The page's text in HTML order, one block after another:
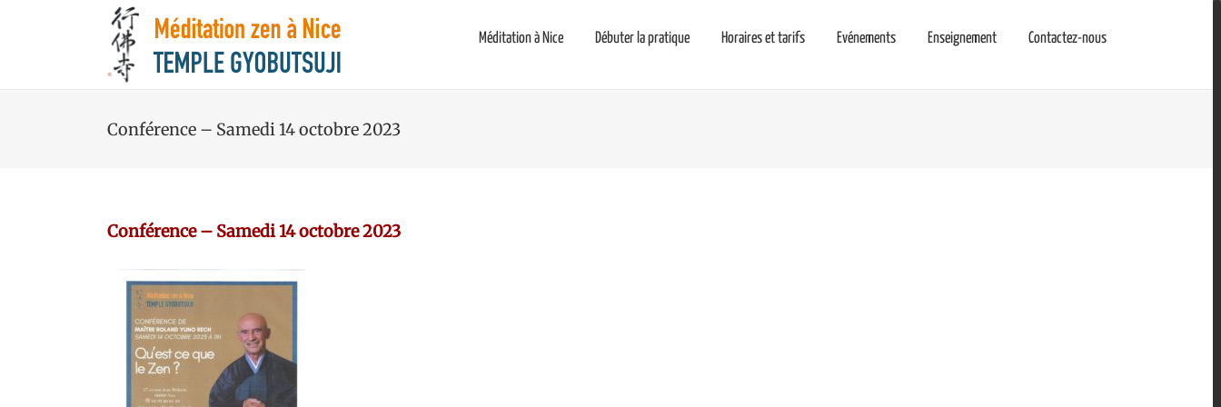
Méditation à Nice Débuter la pratique Horaires et tarifs Evénements Enseignement Contactez-nous
Conférence – Samedi 14 octobre 2023
Conférence – Samedi 14 octobre 2023